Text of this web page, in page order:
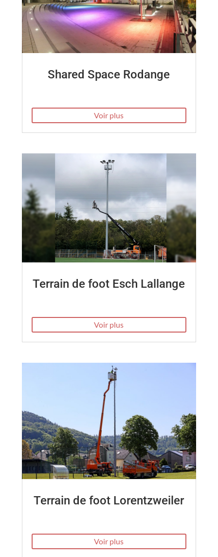
Shared Space Rodange
Voir plus
Terrain de foot Esch Lallange
Voir plus
Terrain de foot Lorentzweiler
Voir plus